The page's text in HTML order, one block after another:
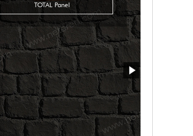
TOTAL Panel